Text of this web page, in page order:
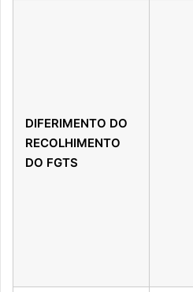
DIFERIMENTO DO
RECOLHIMENTO
DO FGTS